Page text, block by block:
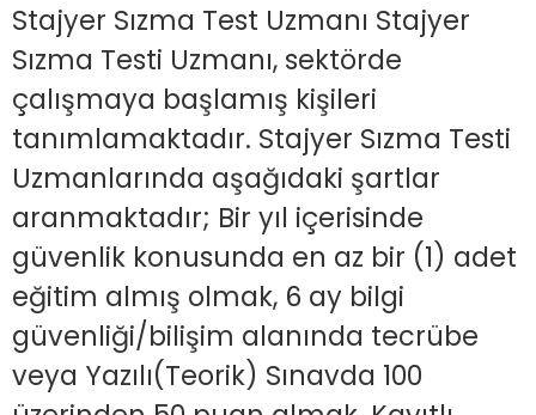
Stajyer Sızma Test Uzmanı Stajyer
Sızma Testi Uzmanı, sektörde
çalışmaya başlamış kişileri
tanımlamaktadır. Stajyer Sızma Testi
Uzmanlarında aşağıdaki şartlar
aranmaktadır; Bir yıl içerisinde
güvenlik konusunda en az bir (1) adet
eğitim almış olmak, 6 ay bilgi
güvenliği/bilişim alanında tecrübe
veya Yazılı(Teorik) Sınavda 100